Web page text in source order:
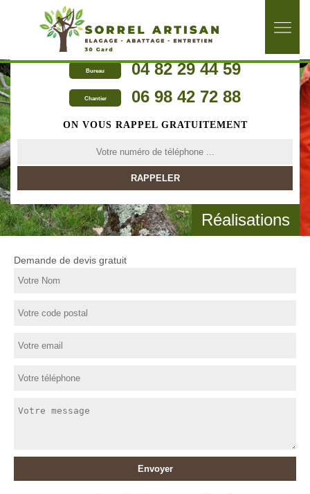
Bureau 04 82 29 44 59
Chantier 06 98 42 72 88
ON VOUS RAPPEL GRATUITEMENT
Réalisations
Demande de devis gratuit